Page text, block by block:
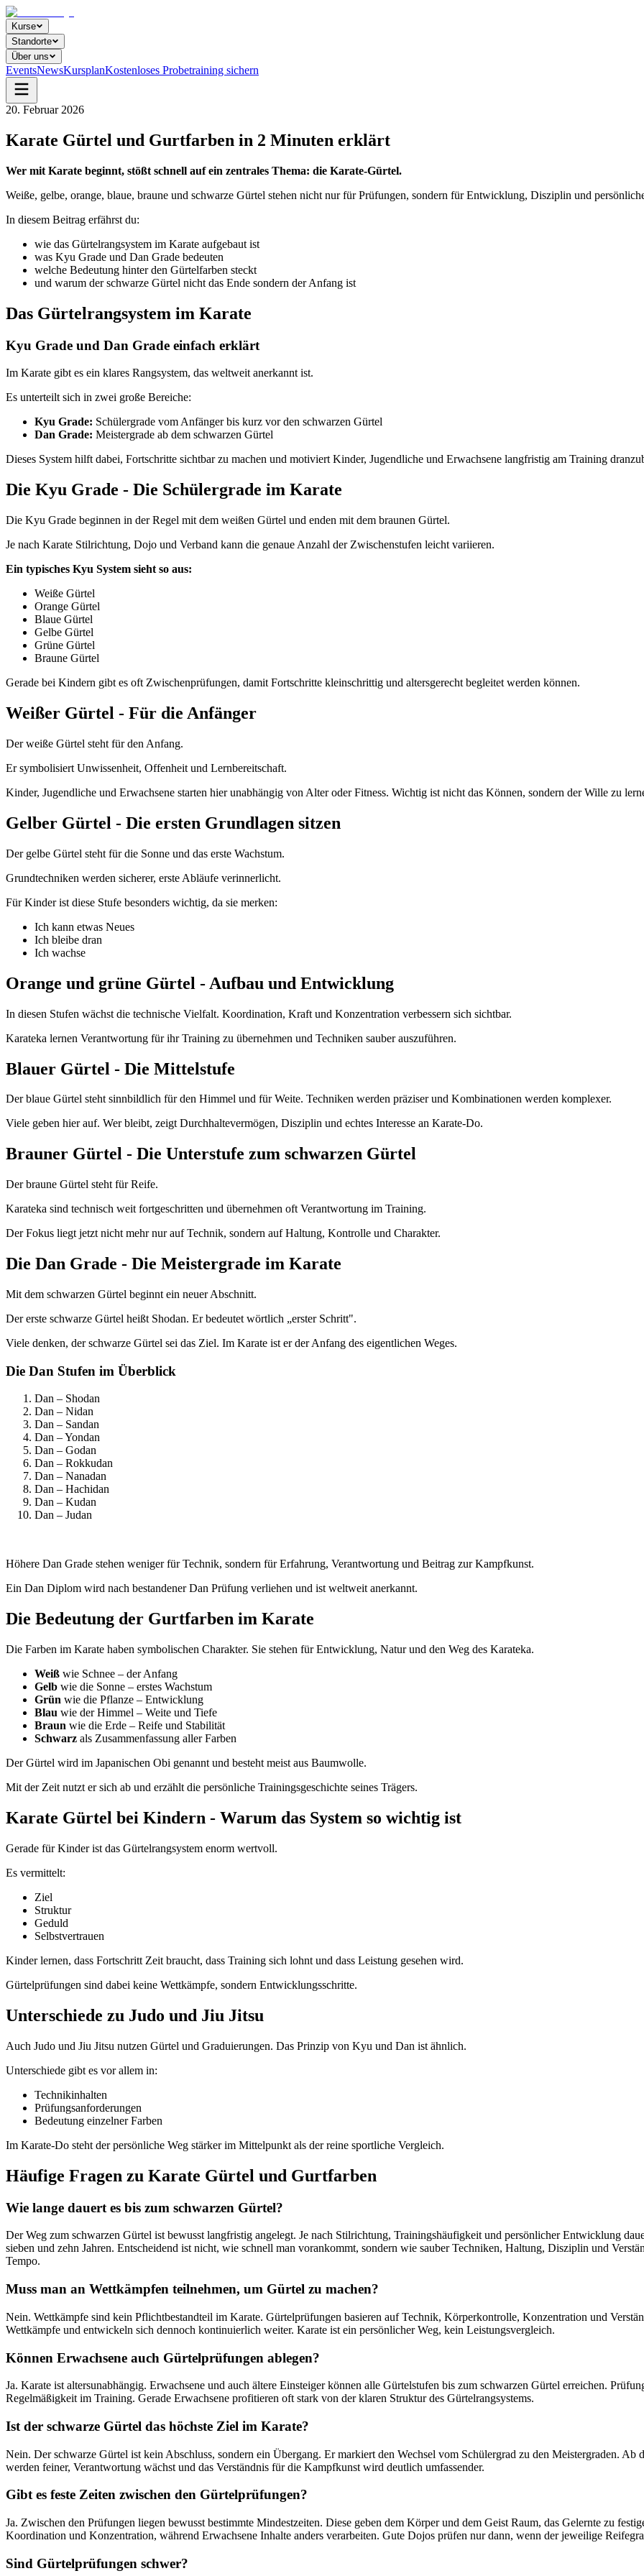
Kurse
Standorte
Über uns
EventsNewsKursplanKostenloses Probetraining sichern
20. Februar 2026
Karate Gürtel und Gurtfarben in 2 Minuten erklärt
Wer mit Karate beginnt, stößt schnell auf ein zentrales Thema: die Karate-Gürtel.
Weiße, gelbe, orange, blaue, braune und schwarze Gürtel stehen nicht nur für Prüfungen, sondern für Entwicklung, Disziplin und
In diesem Beitrag erfährst du:
wie das Gürtelrangsystem im Karate aufgebaut ist
was Kyu Grade und Dan Grade bedeuten
welche Bedeutung hinter den Gürtelfarben steckt
und warum der schwarze Gürtel nicht das Ende sondern der Anfang ist
Das Gürtelrangsystem im Karate
Kyu Grade und Dan Grade einfach erklärt
Im Karate gibt es ein klares Rangsystem, das weltweit anerkannt ist.
Es unterteilt sich in zwei große Bereiche:
Kyu Grade: Schülergrade vom Anfänger bis kurz vor den schwarzen Gürtel
Dan Grade: Meistergrade ab dem schwarzen Gürtel
Dieses System hilft dabei, Fortschritte sichtbar zu machen und motiviert Kinder, Jugendliche und Erwachsene langfristig am Training
Die Kyu Grade - Die Schülergrade im Karate
Die Kyu Grade beginnen in der Regel mit dem weißen Gürtel und enden mit dem braunen Gürtel.
Je nach Karate Stilrichtung, Dojo und Verband kann die genaue Anzahl der Zwischenstufen leicht variieren.
Ein typisches Kyu System sieht so aus:
Weiße Gürtel
Orange Gürtel
Blaue Gürtel
Gelbe Gürtel
Grüne Gürtel
Braune Gürtel
Gerade bei Kindern gibt es oft Zwischenprüfungen, damit Fortschritte kleinschrittig und altersgerecht begleitet werden können.
Weißer Gürtel - Für die Anfänger
Der weiße Gürtel steht für den Anfang.
Er symbolisiert Unwissenheit, Offenheit und Lernbereitschaft.
Kinder, Jugendliche und Erwachsene starten hier unabhängig von Alter oder Fitness. Wichtig ist nicht das Können, sondern der Wille zu
Gelber Gürtel - Die ersten Grundlagen sitzen
Der gelbe Gürtel steht für die Sonne und das erste Wachstum.
Grundtechniken werden sicherer, erste Abläufe verinnerlicht.
Für Kinder ist diese Stufe besonders wichtig, da sie merken:
Ich kann etwas Neues
Ich bleibe dran
Ich wachse
Orange und grüne Gürtel - Aufbau und Entwicklung
In diesen Stufen wächst die technische Vielfalt. Koordination, Kraft und Konzentration verbessern sich sichtbar.
Karateka lernen Verantwortung für ihr Training zu übernehmen und Techniken sauber auszuführen.
Blauer Gürtel - Die Mittelstufe
Der blaue Gürtel steht sinnbildlich für den Himmel und für Weite. Techniken werden präziser und Kombinationen werden komplexer.
Viele geben hier auf. Wer bleibt, zeigt Durchhaltevermögen, Disziplin und echtes Interesse an Karate-Do.
Brauner Gürtel - Die Unterstufe zum schwarzen Gürtel
Der braune Gürtel steht für Reife.
Karateka sind technisch weit fortgeschritten und übernehmen oft Verantwortung im Training.
Der Fokus liegt jetzt nicht mehr nur auf Technik, sondern auf Haltung, Kontrolle und Charakter.
Die Dan Grade - Die Meistergrade im Karate
Mit dem schwarzen Gürtel beginnt ein neuer Abschnitt.
Der erste schwarze Gürtel heißt Shodan. Er bedeutet wörtlich „erster Schritt".
Viele denken, der schwarze Gürtel sei das Ziel. Im Karate ist er der Anfang des eigentlichen Weges.
Die Dan Stufen im Überblick
Dan – Shodan
Dan – Nidan
Dan – Sandan
Dan – Yondan
Dan – Godan
Dan – Rokkudan
Dan – Nanadan
Dan – Hachidan
Dan – Kudan
Dan – Judan
Höhere Dan Grade stehen weniger für Technik, sondern für Erfahrung, Verantwortung und Beitrag zur Kampfkunst.
Ein Dan Diplom wird nach bestandener Dan Prüfung verliehen und ist weltweit anerkannt.
Die Bedeutung der Gurtfarben im Karate
Die Farben im Karate haben symbolischen Charakter. Sie stehen für Entwicklung, Natur und den Weg des Karateka.
Weiß wie Schnee – der Anfang
Gelb wie die Sonne – erstes Wachstum
Grün wie die Pflanze – Entwicklung
Blau wie der Himmel – Weite und Tiefe
Braun wie die Erde – Reife und Stabilität
Schwarz als Zusammenfassung aller Farben
Der Gürtel wird im Japanischen Obi genannt und besteht meist aus Baumwolle.
Mit der Zeit nutzt er sich ab und erzählt die persönliche Trainingsgeschichte seines Trägers.
Karate Gürtel bei Kindern - Warum das System so wichtig ist
Gerade für Kinder ist das Gürtelrangsystem enorm wertvoll.
Es vermittelt:
Ziel
Struktur
Geduld
Selbstvertrauen
Kinder lernen, dass Fortschritt Zeit braucht, dass Training sich lohnt und dass Leistung gesehen wird.
Gürtelprüfungen sind dabei keine Wettkämpfe, sondern Entwicklungsschritte.
Unterschiede zu Judo und Jiu Jitsu
Auch Judo und Jiu Jitsu nutzen Gürtel und Graduierungen. Das Prinzip von Kyu und Dan ist ähnlich.
Unterschiede gibt es vor allem in:
Technikinhalten
Prüfungsanforderungen
Bedeutung einzelner Farben
Im Karate-Do steht der persönliche Weg stärker im Mittelpunkt als der reine sportliche Vergleich.
Häufige Fragen zu Karate Gürtel und Gurtfarben
Wie lange dauert es bis zum schwarzen Gürtel?
Der Weg zum schwarzen Gürtel ist bewusst langfristig angelegt. Je nach Stilrichtung, Trainingshäufigkeit und persönlicher Entwicklung
sieben und zehn Jahren. Entscheidend ist nicht, wie schnell man vorankommt, sondern wie sauber Techniken, Haltung, Disziplin und
Tempo.
Muss man an Wettkämpfen teilnehmen, um Gürtel zu machen?
Nein. Wettkämpfe sind kein Pflichtbestandteil im Karate. Gürtelprüfungen basieren auf Technik, Körperkontrolle, Konzentration und
Wettkämpfe und entwickeln sich dennoch kontinuierlich weiter. Karate ist ein persönlicher Weg, kein Leistungsvergleich.
Können Erwachsene auch Gürtelprüfungen ablegen?
Ja. Karate ist altersunabhängig. Erwachsene und auch ältere Einsteiger können alle Gürtelstufen bis zum schwarzen Gürtel erreichen.
Regelmäßigkeit im Training. Gerade Erwachsene profitieren oft stark von der klaren Struktur des Gürtelrangsystems.
Ist der schwarze Gürtel das höchste Ziel im Karate?
Nein. Der schwarze Gürtel ist kein Abschluss, sondern ein Übergang. Er markiert den Wechsel vom Schülergrad zu den Meistergraden.
werden feiner, Verantwortung wächst und das Verständnis für die Kampfkunst wird deutlich umfassender.
Gibt es feste Zeiten zwischen den Gürtelprüfungen?
Ja. Zwischen den Prüfungen liegen bewusst bestimmte Mindestzeiten. Diese geben dem Körper und dem Geist Raum, das Gelernte zu
Koordination und Konzentration, während Erwachsene Inhalte anders verarbeiten. Gute Dojos prüfen nur dann, wenn der jeweilige
Sind Gürtelprüfungen schwer?